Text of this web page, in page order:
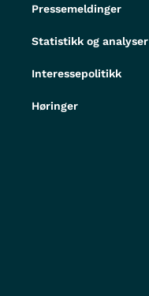
Pressemeldinger
Statistikk og analyser
Interessepolitikk
Høringer